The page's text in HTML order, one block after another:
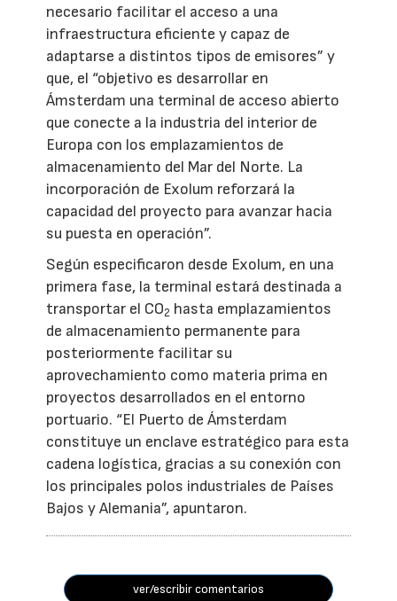
necesario facilitar el acceso a una
infraestructura eficiente y capaz de
adaptarse a distintos tipos de emisores” y
que, el “objetivo es desarrollar en
Ámsterdam una terminal de acceso abierto
que conecte a la industria del interior de
Europa con los emplazamientos de
almacenamiento del Mar del Norte. La
incorporación de Exolum reforzará la
capacidad del proyecto para avanzar hacia
su puesta en operación”.
Según especificaron desde Exolum, en una
primera fase, la terminal estará destinada a
transportar el CO2 hasta emplazamientos
de almacenamiento permanente para
posteriormente facilitar su
aprovechamiento como materia prima en
proyectos desarrollados en el entorno
portuario. “El Puerto de Ámsterdam
constituye un enclave estratégico para esta
cadena logística, gracias a su conexión con
los principales polos industriales de Países
Bajos y Alemania”, apuntaron.
ver/escribir comentarios